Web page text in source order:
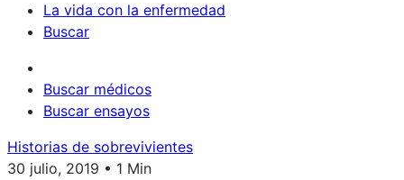
La vida con la enfermedad
Buscar
Buscar médicos
Buscar ensayos
Historias de sobrevivientes
30 julio, 2019 • 1 Min